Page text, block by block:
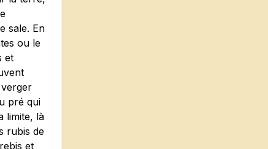
sale. En
ou le
et
pré qui
limite, là
rubis de
et